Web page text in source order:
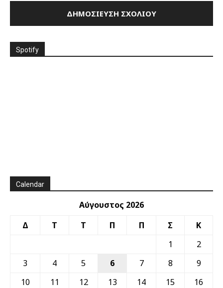
Spotify
Calendar
Αύγουστος 2026
Δ
Τ Τ Π Π Σ
Κ
1
2
3
4 5 6 7 8
9
10
11 12 13 14 15
16